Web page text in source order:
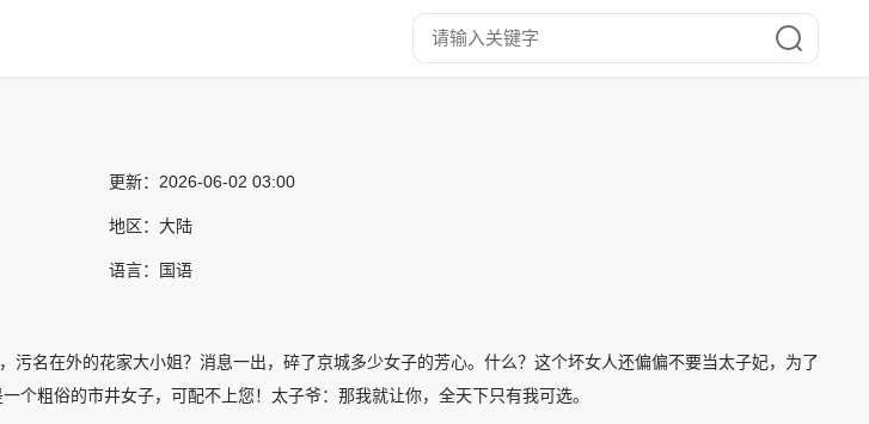
更新： 2026-06-02 03:00
地区： 大陆
语言： 国语
污名在外的花家大小姐？消息一出，碎了京城多少女子的芳心。什么？这个坏女人还偏偏不要当太子妃，为了
个粗俗的市井女子，可配不上您！太子爷：那我就让你，全天下只有我可选。